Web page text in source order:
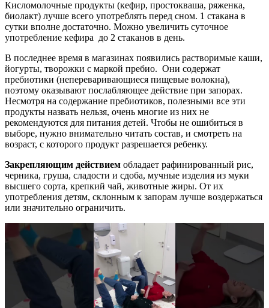
Кисломолочные продукты (кефир, простокваша, ряженка,
биолакт) лучше всего употреблять перед сном. 1 стакана в
сутки вполне достаточно. Можно увеличить суточное
употребление кефира до 2 стаканов в день.
В последнее время в магазинах появились растворимые каши,
йогурты, творожки с маркой пребио. Они содержат
пребиотики (непереваривающиеся пищевые волокна),
поэтому оказывают послабляющее действие при запорах.
Несмотря на содержание пребиотиков, полезными все эти
продукты назвать нельзя, очень многие из них не
рекомендуются для питания детей. Чтобы не ошибиться в
выборе, нужно внимательно читать состав, и смотреть на
возраст, с которого продукт разрешается ребенку.
Закрепляющим действием обладает рафинированный рис,
черника, груша, сладости и сдоба, мучные изделия из муки
высшего сорта, крепкий чай, животные жиры. От их
употребления детям, склонным к запорам лучше воздержаться
или значительно ограничить.